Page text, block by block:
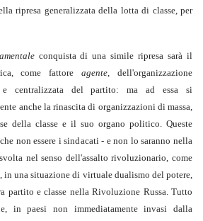
ripresa generalizzata della lotta di classe, per
conquista di una simile ripresa sarà il
come fattoreagente, dell'organizzazione
e centralizzata del partito: ma ad essa si
anche la rinascita di organizzazioni di massa,
della classe e il suo organo politico. Queste
non essere i sindacati - e non lo saranno nella
nel senso dell'assalto rivoluzionario, come
in una situazione di virtuale dualismo del potere,
partito e classe nella Rivoluzione Russa. Tutto
in paesi non immediatamente invasi dalla